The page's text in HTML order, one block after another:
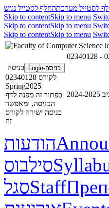
לסטייל מערכתהחלף לסטייל נגיש
Skip to contentSkip to menu
Skip to contentSkip to menu
Skip to contentSkip to menu
כניסה-Login
כניסה
לקורס 02340128
Spring2025
כפתור זה מפנה לדף
הכניסה, ומאפשר
כניסה ישירה לקורס
זה
2025
הודעות
סילבוס
סגלStaff